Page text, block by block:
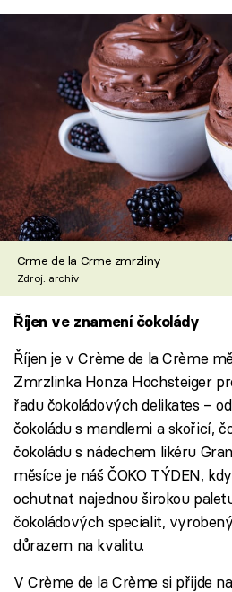
Crme de la Crme zmrzliny
Zdroj: archiv
Říjen ve znamení čokolády
Říjen je v Crème de la Crème
Zmrzlinka Honza Hochsteiger
řadu čokoládových delikates –
čokoládu s mandlemi a skořicí,
čokoládu s nádechem likéru
měsíce je náš ČOKO TÝDEN,
ochutnat najednou širokou
čokoládových specialit,
důrazem na kvalitu.
V Crème de la Crème si přijde